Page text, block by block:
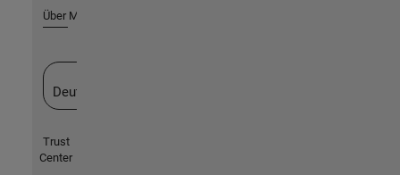
Über MathWorks
Deutschland
Trust
Center